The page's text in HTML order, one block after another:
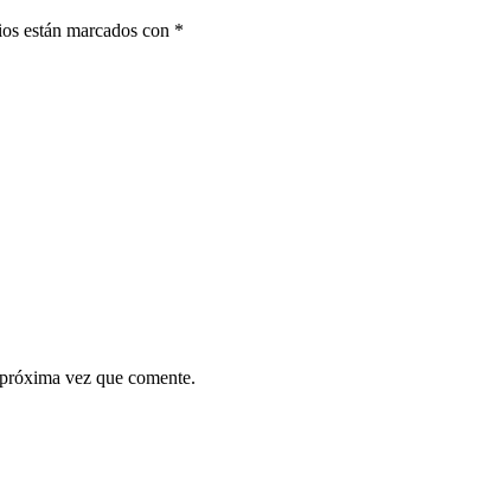
están marcados con *
vez que comente.